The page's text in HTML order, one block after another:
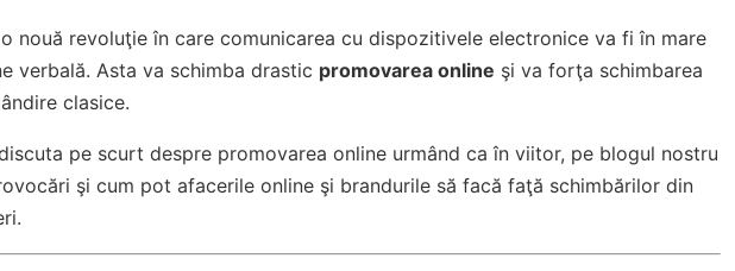
nouă revoluţie în care comunicarea cu dispozitivele electronice va fi în mare
verbală. Asta va schimba drastic promovarea online şi va forţa schimbarea
clasice.
pe scurt despre promovarea online urmând ca în viitor, pe blogul nostru
şi cum pot afacerile online şi brandurile să facă faţă schimbărilor din